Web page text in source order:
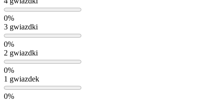
0%
3 gwiazdki
0%
2 gwiazdki
0%
1 gwiazdek
0%